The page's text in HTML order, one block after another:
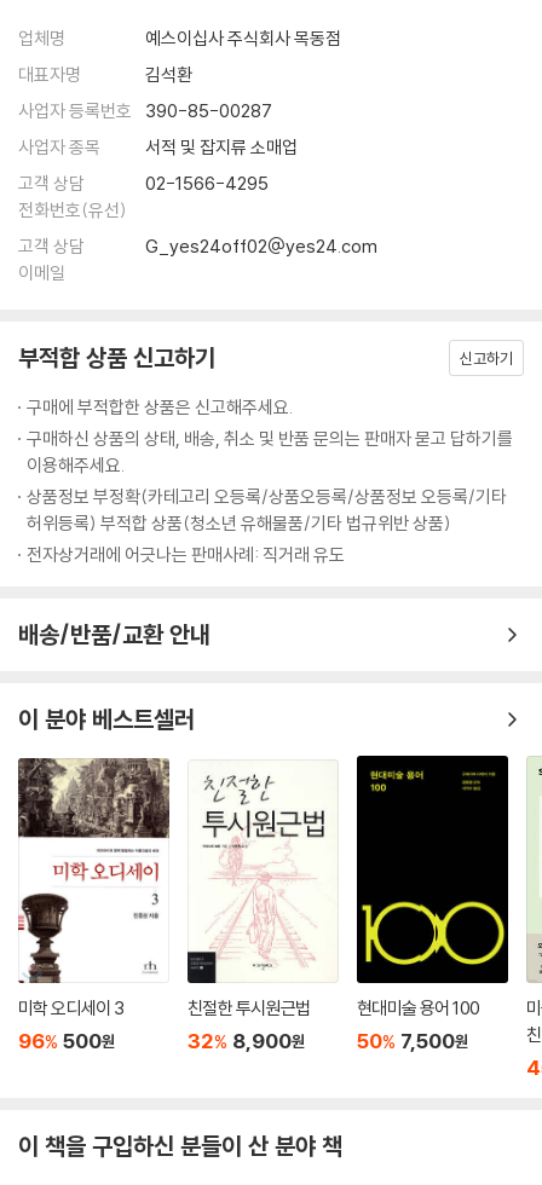
스티 경매에서 6,930만 달러(한화 약 870억 원)에 낙찰되면서부터다. 1
00달러로 경매 응찰이 시작되어 놀랄 만한 결과를 이루어 낸 이 작품의 구
매자는 싱가포르 기반의 NFT 펀드 메타퍼스의 창업자인 비네쉬 순다레산
이다. 순다레산은 비플이 2007년부터 13년 동안 매일 한 점의 디지털 작
품을 제작하여 온라인에 업데이트한, 5천 개의 이미지를 단일 NFT 미술
로 탄생시킨 이 작품이 10억 달러(한화 약 1조 2천억 원)의 가치가 있다고
주장했다.
---「4장 ‘NFT 미술의 시장 가치’」중에서
안으로서 가상 세계로의 이주가 부상하고 있다. 서로의 체온을 나눌 수 없
는 시대. 동시대인은 이미 어느 정도 기계화된 신체로 진화했다. 스마트폰
은 인간의 신체 정보를 수치화하여 구체적으로 전송한다. 신체를 감각하는
것과 수치화된 정보는 등가일까? 요컨대 방역 지침에 따른 QR 코드는 개
인의 보건 상태를 보증하는 장치로 팬데믹을 방어할 최소한의 방어 장치와
다름없다. 그런데 이러한 정보가 나를 대신해 줄 수 있을까? 이러한 장치들
은 어떤 관계로 이어질 수 있을까?
---「5장 ‘예술, 기술, 존재: NFT 미술에 대한 미학적 사유’」중에서
데이비드 호크니 같은 스타급 작가를 상회하는 작품가로 낙찰되도록 만든
어들이 나서서 NFT 기술의 전도자를 자처한다. 미덕의 목록이 결코 짧지
않은데, 요약하면 다음과 같다.
---「6장 ‘NFT, 기게스의 반지’」중에서
매에서 6,930만 달러(한화 약 870억 원)에 낙찰되었다. 제프 쿤스, 데이
비드 호크니에 이어 생존 작가 중 세 번째로 높은 가격이었다. 비플의 본명
은 ‘마이크 윈켈만’, 현직 디지털 아티스트이지만 유명세에는 고개가 갸우
“대체 NFT 미술이 무엇이기에?”
〈매일: 첫 5,000일〉은 작가가 2007년부터 13여 년 동안 매일 작업하거나
수집한 5천 개의 디지털 이미지들을 콜라주 방식으로 재구성한 뒤 NFT로
발행한 예술품이다. 15일간 총 353건의 입찰이 있었다. 입찰은 100달러
는 경쟁이 벌어졌다. 두 가지 해석이 가능하다. 먼저 작품 자체의 가치에 무
게를 두면, 작가가 오랜 기간 수집한 이미지를 미학의 조합이나 자본의 축
관심을 둘 것이다. 즉, 앞으로 예술 시장은 작품의 진품을 소유하느냐보다
는 NFT에 몰두하리라는 예측이다. 2021년 3월 뱅크시의 〈멍청이들〉을 구
매하고 NFT화한 후 원작을 불태운 경우가 대표적이다. 이제 진품은 사라
졌고, NFT만 남았다. 그렇다면 예술의 오리지널리티는 어디에 있는가?
● NFT를 어떻게 이해하고 받아들여야 하나?
NFT 미술의 논의는 현재 진행형이다. 인류의 긴 역사에 새로운 패러다임
이 등장할 때마다, 예술의 방식이 바뀔 때마다 이러한 논란은 늘 있어 왔다.
빨리 자신의 원작을 없앰으로써 NFT 미술의 앞자리에 서려고 하고, 호크
의 반대 방향에 있는 것으로 여겨져 왔던 ‘예술’의 만남에서 괴물이 탄생할
지 천사가 나올지는 조금 더 지켜봐야 할 듯하다.
그러나 예술이 가치 있고 귀중한 무엇이 되기 위해서는 그것에 붙여진 가
격이나 이슈가 아닌 담고 있는 메시지와 향하는 시선을 들여다봐야 한다.
NFT 미술은 새로운 기회이고 가능성일까? 인류 문명의 진일보를 위한 장
치일까? 『NFT, 처음 만나는 세계』가 NFT 미술에 제기된 모든 궁금증의
답이 될 수는 없어도 선입관과 배경지식 없이도 차근히 이해하고 알아 나
가는 데 좋은 지침서는 되어 줄 수 있다.
업체명
예스이십사 주식회사 목동점
대표자명
김석환
사업자 등록번호
390-85-00287
사업자 종목
서적 및 잡지류 소매업
고객 상담
전화번호(유선)
02-1566-4295
고객 상담
이메일
G_yes24off02@yes24.com
부적합 상품 신고하기 신고하기
구매에 부적합한 상품은 신고해주세요.
구매하신 상품의 상태, 배송, 취소 및 반품 문의는 판매자 묻고 답하기를
이용해주세요.
상품정보 부정확(카테고리 오등록/상품오등록/상품정보 오등록/기타
허위등록) 부적합 상품(청소년 유해물품/기타 법규위반 상품)
전자상거래에 어긋나는 판매사례: 직거래 유도
배송/반품/교환 안내
이 분야 베스트셀러
미학 오디세이 3
96% 500원
친절한 투시원근법
32% 8,900원
현대미술 용어 100
50% 7,500원
이 책을 구입하신 분들이 산 분야 책